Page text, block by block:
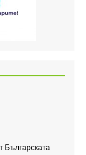
Българската